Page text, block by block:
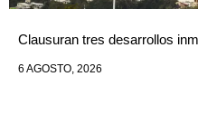
Clausuran tres desarrollos
6 AGOSTO, 2026